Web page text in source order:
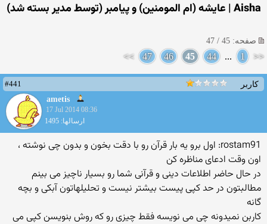
Aisha | عایشه (ام المومنین) و پیامبر (توسط مدیر بسته شد)
صفحه: 45 / 47
<<
1
...
44
45
46
47
>>
کاربر
#441
ametis
17 Jul 2014 08:36
ارسالها: 1495
rostam91: اول برو یه بار قرآن رو با دقت بخون و بدون چی نوشته ،
اون وقت ادعای مناظره کن
در حال حاضر اطلاعات دینی و قرآنی شما رو بسیار ناچیز می بینم
مطالبتون در حد کپی پیست بیشتر نیست و تحلیلهاتون آبکی و بچه
گانه
کاربن نمیدونه چی می نویسه فقط چیزی رو که روش بنویسن کپی می